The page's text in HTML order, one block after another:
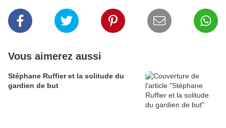
Vous aimerez aussi
Stéphane Ruffier et la solitude du
gardien de but